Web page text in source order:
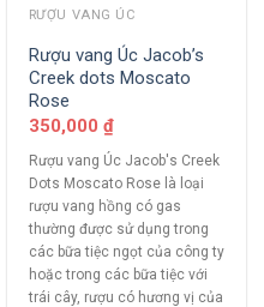
RƯỢU VANG ÚC
Rượu vang Úc Jacob’s
Creek dots Moscato
Rose
350,000 ₫
Rượu vang Úc Jacob's Creek
Dots Moscato Rose là loại
rượu vang hồng có gas
thường được sử dụng trong
các bữa tiệc ngọt của công ty
hoặc trong các bữa tiệc với
trái cây, rượu có hương vị của